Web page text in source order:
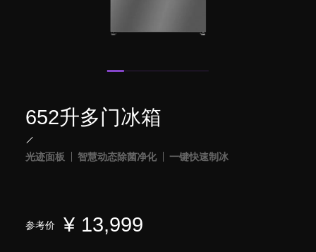
652升多门冰箱
光迹面板 智慧动态除菌净化 一键快速制冰
参考价 ¥ 13,999